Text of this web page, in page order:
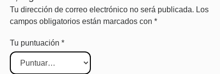
Tu dirección de correo electrónico no será publicada. Los
campos obligatorios están marcados con *
Tu puntuación *